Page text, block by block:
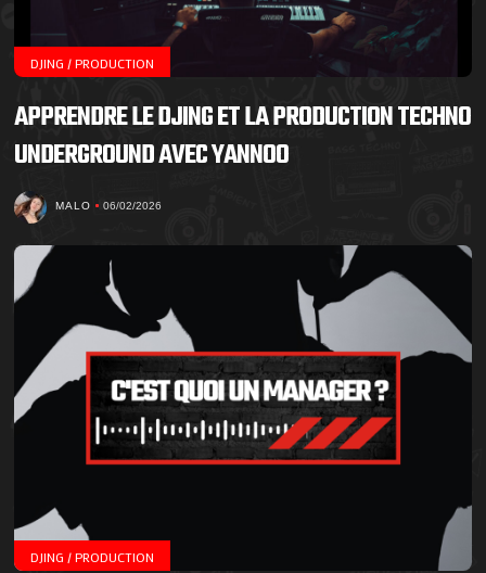
DJING / PRODUCTION
APPRENDRE LE DJING ET LA PRODUCTION TECHNO
UNDERGROUND AVEC YANNOO
MALO 06/02/2026
DJING / PRODUCTION